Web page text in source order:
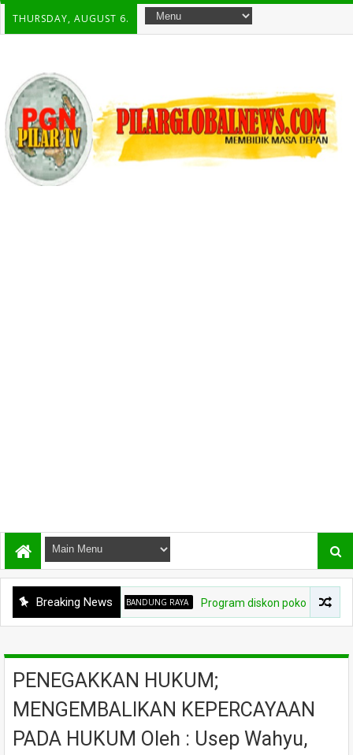
THURSDAY, AUGUST 6.
Breaking NewsBANDUNG RAYA Program diskon pokok piutang Pajak
PENEGAKKAN HUKUM;
MENGEMBALIKAN KEPERCAYAAN
PADA HUKUM Oleh : Usep Wahyu,